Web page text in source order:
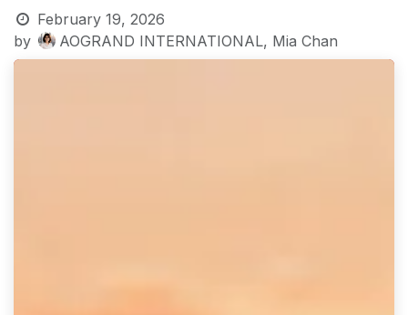
February 19, 2026
by
AOGRAND INTERNATIONAL, Mia Chan